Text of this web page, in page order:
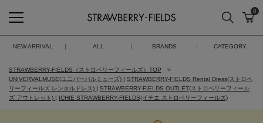
STRAWBERRY-FIELDS
検索 カ
0
NEW ARRIVAL ALL BRANDS CATEGORY
STRAWBERRY-FIELDS（ストロベリーフィールズ）TOP
UNIVERVALMUSE(ユニバーバルミューズ) | STRAWBERRY-FIELDS Rental Dress(ストロベ
リーフィールズ レンタルドレス) | STRAWBERRY-FIELDS OUTLET(ストロベリーフィール
ズ アウトレット) | ICHIE STRAWBERRY-FIELDS(イチエ ストロベリーフィールズ)